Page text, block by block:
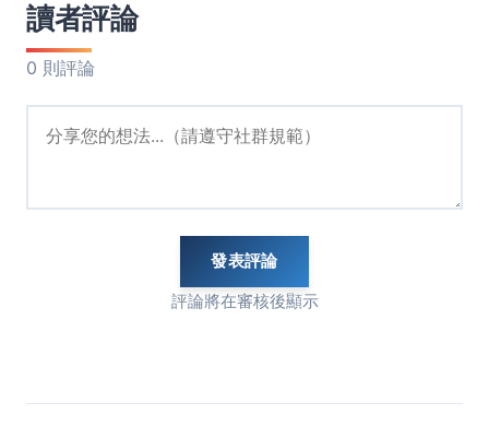
讀者評論
0 則評論
發表評論
評論將在審核後顯示